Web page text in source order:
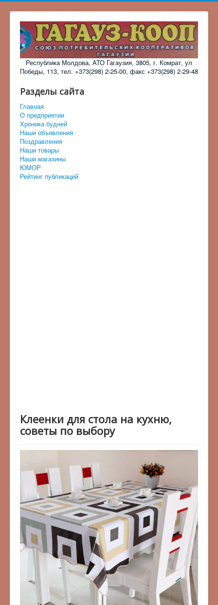
Республика Молдова, АТО Гагаузия, 3805, г. Комрат, ул
Победы, 113, тел. +373(298) 2-25-00, факс +373(298) 2-29-48
Разделы сайта
Главная
О предприятии
Хроника будней
Наши объявления
Поздравления
Наши товары
Наши магазины
ЮМОР
Рейтинг публикаций
Клеенки для стола на кухню,
советы по выбору